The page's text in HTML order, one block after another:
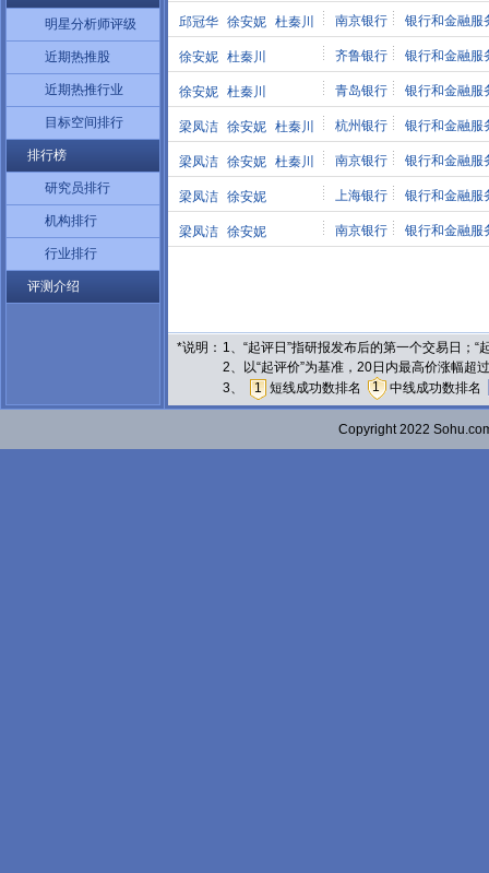
明星分析师评级
近期热推股
近期热推行业
目标空间排行
排行榜
研究员排行
机构排行
行业排行
评测介绍
邱冠华 徐安妮 杜秦川 南京银行 银行和金融服
徐安妮 杜秦川 齐鲁银行 银行和金融服
徐安妮 杜秦川 青岛银行 银行和金融服
梁凤洁 徐安妮 杜秦川 杭州银行 银行和金融服
梁凤洁 徐安妮 杜秦川 南京银行 银行和金融服
梁凤洁 徐安妮 上海银行 银行和金融服
梁凤洁 徐安妮 南京银行 银行和金融服
*说明： 1、“起评日”指研报发布后的第一个交易日；
2、以“起评价”为基准，20日内最高价涨幅
3、
1 短线成功数排名 1 中线成功数排名
Copyright 2022